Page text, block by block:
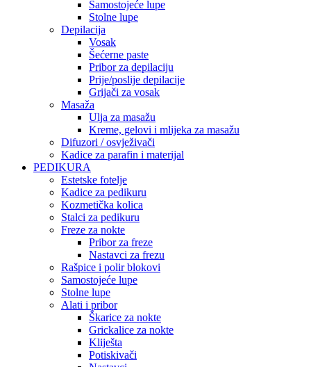
Samostojeće lupe
Stolne lupe
Depilacija
Vosak
Šećerne paste
Pribor za depilaciju
Prije/poslije depilacije
Grijači za vosak
Masaža
Ulja za masažu
Kreme, gelovi i mlijeka za masažu
Difuzori / osvježivači
Kadice za parafin i materijal
PEDIKURA
Estetske fotelje
Kadice za pedikuru
Kozmetička kolica
Stalci za pedikuru
Freze za nokte
Pribor za freze
Nastavci za frezu
Rašpice i polir blokovi
Samostojeće lupe
Stolne lupe
Alati i pribor
Škarice za nokte
Grickalice za nokte
Kliješta
Potiskivači